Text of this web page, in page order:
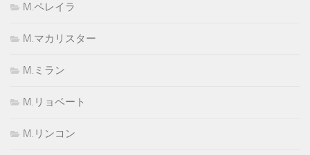
M.ペレイラ
M.マカリスター
M.ミラン
M.リョベート
M.リンコン